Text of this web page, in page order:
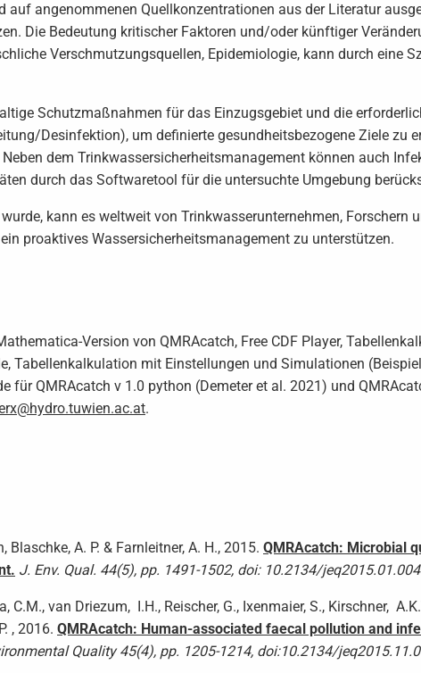
auf angenommenen Quellkonzentrationen aus der Literatur
Die Bedeutung kritischer Faktoren und/oder künftiger
Verschmutzungsquellen, Epidemiologie, kann durch eine
Schutzmaßnahmen für das Einzugsgebiet und die
Desinfektion), um definierte gesundheitsbezogene Ziele zu
dem Trinkwassersicherheitsmanagement können auch
durch das Softwaretool für die untersuchte Umgebung
kann es weltweit von Trinkwasserunternehmen, Forschern
proaktives Wassersicherheitsmanagement zu unterstützen.
Version von QMRAcatch, Free CDF Player,
Tabellenkalkulation mit Einstellungen und Simulationen
für QMRAcatch v 1.0 python (Demeter et al. 2021) und
.
Blaschke, A. P. & Farnleitner, A. H., 2015. QMRAcatch: Microbial
J. Env. Qual. 44(5), pp. 1491-1502, doi: 10.2134/
C.M., van Driezum, I.H., Reischer, G., Ixenmaier, S., Kirschner,
, 2016. QMRAcatch: Human-associated faecal pollution and
Quality 45(4), pp. 1205-1214, doi:10.2134/